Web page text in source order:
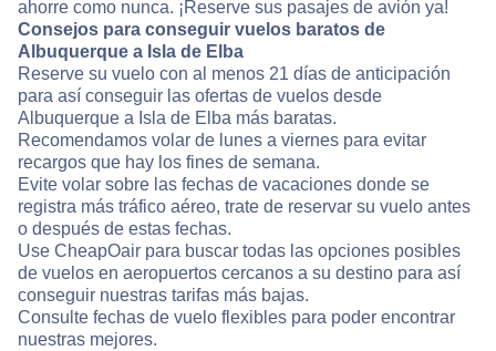
ahorre como nunca. ¡Reserve sus pasajes de avión ya!
Consejos para conseguir vuelos baratos de
Albuquerque a Isla de Elba
Reserve su vuelo con al menos 21 días de anticipación
para así conseguir las ofertas de vuelos desde
Albuquerque a Isla de Elba más baratas.
Recomendamos volar de lunes a viernes para evitar
recargos que hay los fines de semana.
Evite volar sobre las fechas de vacaciones donde se
registra más tráfico aéreo, trate de reservar su vuelo antes
o después de estas fechas.
Use CheapOair para buscar todas las opciones posibles
de vuelos en aeropuertos cercanos a su destino para así
conseguir nuestras tarifas más bajas.
Consulte fechas de vuelo flexibles para poder encontrar
nuestras mejores.